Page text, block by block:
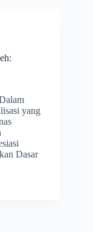
yang
Dasar